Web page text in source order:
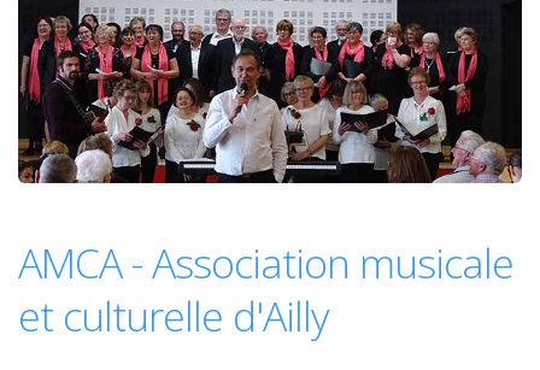
AMCA - Association musicale
et culturelle d'Ailly